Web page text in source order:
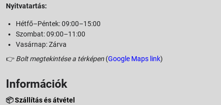
Nyitvatartás:
Hétfő–Péntek: 09:00–15:00
Szombat: 09:00–11:00
Vasárnap: Zárva
👉 Bolt megtekintése a térképen (Google Maps link)
Információk
📦Szállítás és átvétel